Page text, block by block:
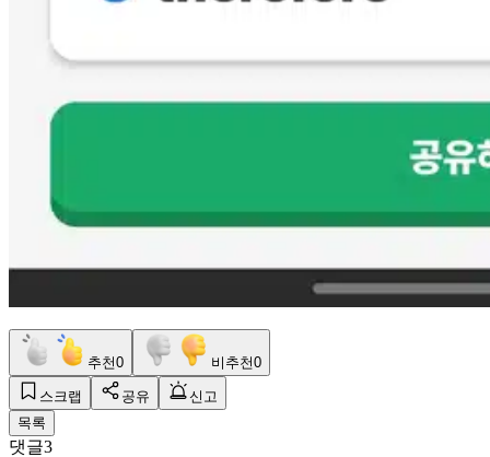
추천0 비추천0
스크랩 공유
신고
목록
댓글3